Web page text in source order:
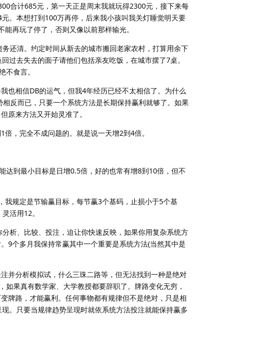
计685元，第一天正是周末我就玩得2300元，接下来每
。本想打到100万再停，后来我小孩叫我关灯睡觉明天要
再玩了停了，否则又像以前那样输光。
清。约定时间从新去的城市搬回老家农村，打算用余下
过去失去的面子请他们包括亲友吃饭，在城市摆了7桌。
食言。
相信DB的运气，但我4年经历已经不太相信了。为什么
反而已，只要一个系统方法是长期保持赢利就够了。如果
原来方法又开始灵准了。
，完全不成问题的。就是说一天增2到4倍。
到最小目标是日增0.5倍，好的也常有增8到10倍，但不
规定是节输赢目标，每节赢3个基码，止损小于5个基
活用12。
、比较、投注，迫让你快速反映，如果你用复杂系统方
9个多月我保持常赢其中一个重要是系统方法(当然其中是
分析模拟试，什么三珠二路等，但无法找到一种是绝对
如果真有数学家、大学教授都要辞职了。牌路变化无穷，
牌路，才能赢利。任何事物都有规律但不是绝对，只是相
。只要当规律趋势呈现时就依系统方法投注就能保持赢多